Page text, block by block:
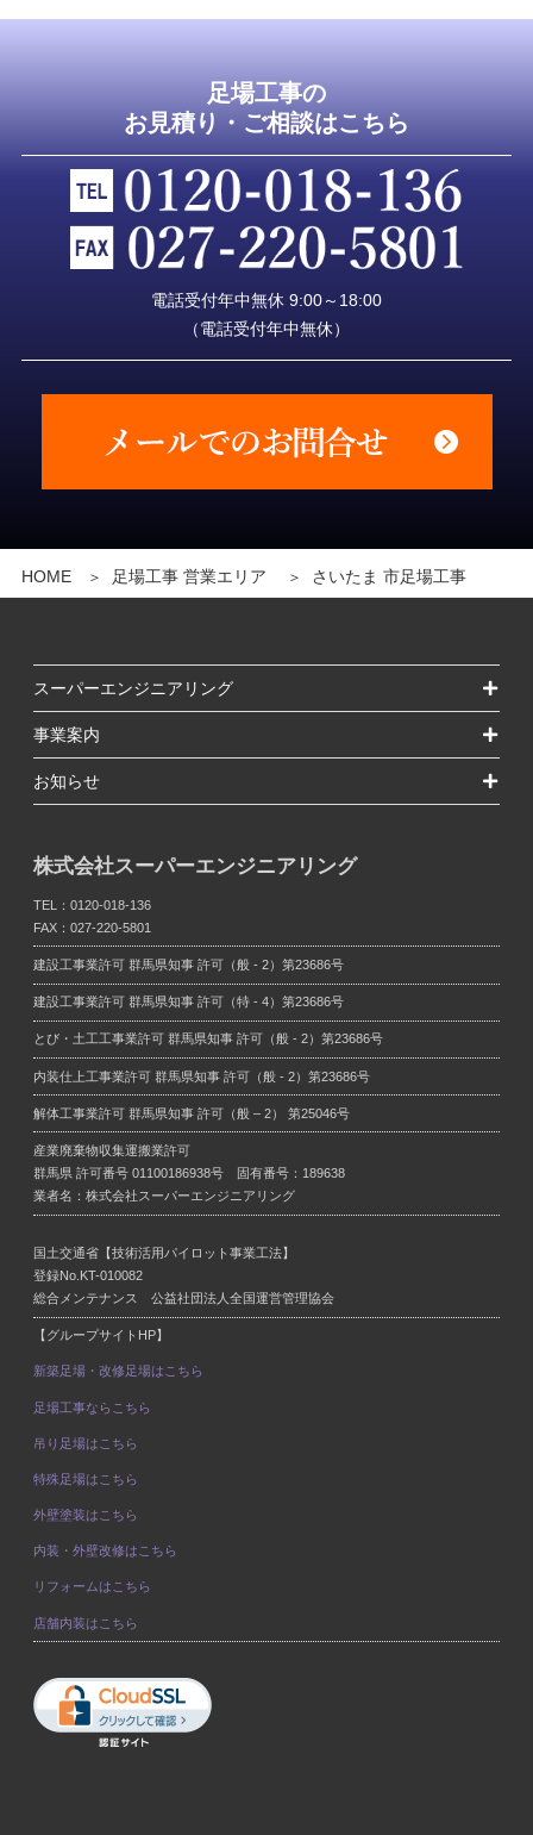
HOME 足場工事 営業エリア さいたま 市足場工事
足場工事の
お見積り・ご相談はこちら
電話受付年中無休 9:00～18:00
（電話受付年中無休）
スーパーエンジニアリング
事業案内
お知らせ
株式会社スーパーエンジニアリング
TEL： 0120-018-136
FAX：027-220-5801
建設工事業許可 群馬県知事 許可（般 - 2）第23686号
建設工事業許可 群馬県知事 許可（特 - 4）第23686号
とび・土工工事業許可 群馬県知事 許可（般 - 2）第23686号
内装仕上工事業許可 群馬県知事 許可（般 - 2）第23686号
解体工事業許可 群馬県知事 許可（般 – 2） 第25046号
産業廃棄物収集運搬業許可
群馬県 許可番号 01100186938号 固有番号：189638
業者名：株式会社スーパーエンジニアリング
国土交通省【技術活用パイロット事業工法】
登録No.KT-010082
総合メンテナンス 公益社団法人全国運営管理協会
【グループサイトHP】
新築足場・改修足場はこちら
足場工事ならこちら
吊り足場はこちら
特殊足場はこちら
外壁塗装はこちら
内装・外壁改修はこちら
リフォームはこちら
店舗内装はこちら